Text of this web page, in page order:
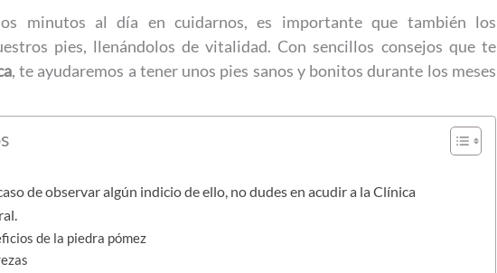
minutos al día en cuidarnos, es importante que también los
pies, llenándolos de vitalidad. Con sencillos consejos que te
, te ayudaremos a tener unos pies sanos y bonitos durante los meses
de observar algún indicio de ello, no dudes en acudir a la Clínica
de la piedra pómez